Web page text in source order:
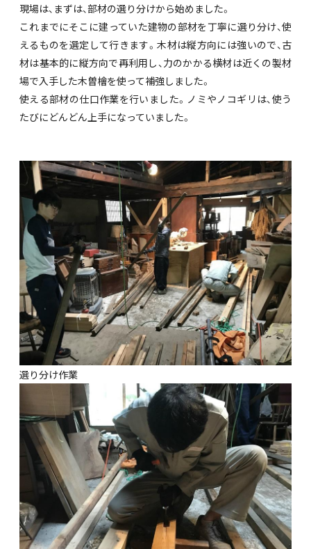
現場は、まずは、部材の選り分けから始めました。
これまでにそこに建っていた建物の部材を丁寧に選り分け、使
えるものを選定して行きます。木材は縦方向には強いので、古
材は基本的に縦方向で再利用し、力のかかる横材は近くの製材
場で入手した木曽檜を使って補強しました。
使える部材の仕口作業を行いました。ノミやノコギリは、使う
たびにどんどん上手になっていました。
選り分け作業